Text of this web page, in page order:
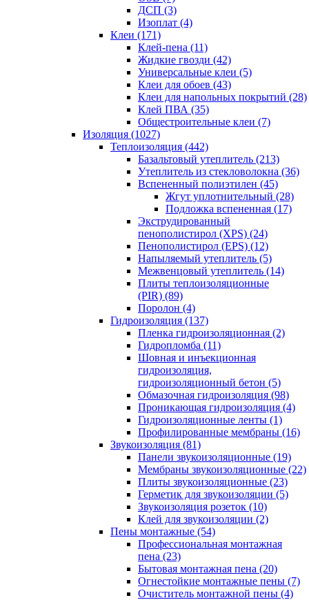
ДСП (3)
Изоплат (4)
Клеи (171)
Клей-пена (11)
Жидкие гвозди (42)
Универсальные клеи (5)
Клеи для обоев (43)
Клеи для напольных покрытий (28)
Клей ПВА (35)
Общестроительные клеи (7)
Изоляция (1027)
Теплоизоляция (442)
Базальтовый утеплитель (213)
Утеплитель из стекловолокна (36)
Вспененный полиэтилен (45)
Жгут уплотнительный (28)
Подложка вспененная (17)
Экструдированный
пенополистирол (XPS) (24)
Пенополистирол (EPS) (12)
Напыляемый утеплитель (5)
Межвенцовый утеплитель (14)
Плиты теплоизоляционные
(PIR) (89)
Поролон (4)
Гидроизоляция (137)
Пленка гидроизоляционная (2)
Гидропломба (11)
Шовная и инъекционная
гидроизоляция,
гидроизоляционный бетон (5)
Обмазочная гидроизоляция (98)
Проникающая гидроизоляция (4)
Гидроизоляционные ленты (1)
Профилированные мембраны (16)
Звукоизоляция (81)
Панели звукоизоляционные (19)
Мембраны звукоизоляционные (22)
Плиты звукоизоляционные (23)
Герметик для звукоизоляции (5)
Звукоизоляция розеток (10)
Клей для звукоизоляции (2)
Пены монтажные (54)
Профессиональная монтажная
пена (23)
Бытовая монтажная пена (20)
Огнестойкие монтажные пены (7)
Очиститель монтажной пены (4)